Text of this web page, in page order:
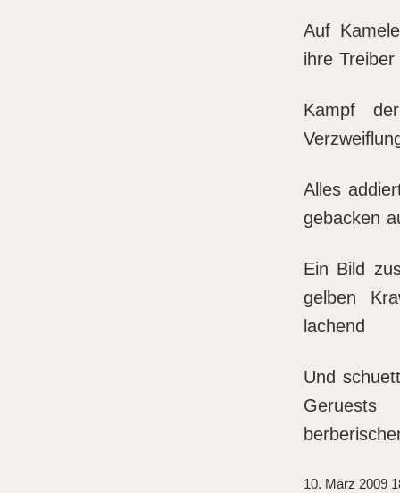
Auf
ihre
Kampf
Alles
gebacken
Ein Bild
gelben
lachend
Und
10. März 2009